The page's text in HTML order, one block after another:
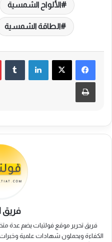
الألواح الشمسية
الطاقة الشمسية
لينكدإن
طباعة
فريق
فريق تحرير موقع فولتيات يضم عدة
الكفاءة ويحملون شهادات علمية